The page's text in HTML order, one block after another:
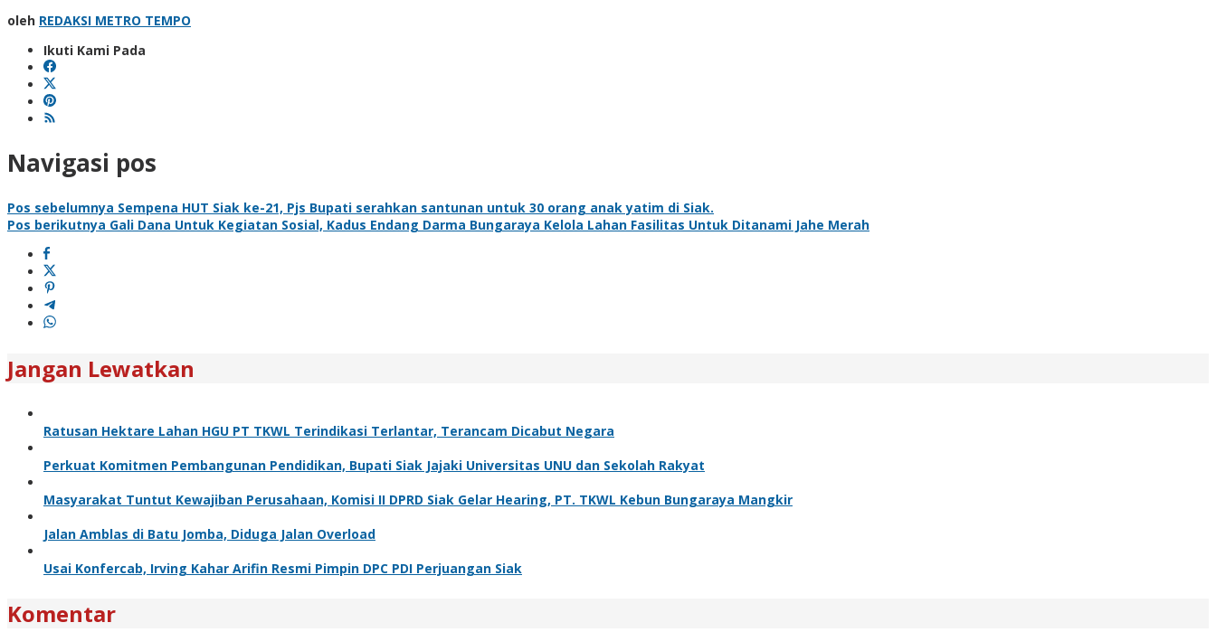
oleh REDAKSI METRO TEMPO
Ikuti Kami Pada
Navigasi pos
Pos sebelumnya Sempena HUT Siak ke-21, Pjs Bupati serahkan santunan untuk 30 orang anak yatim di Siak.
Pos berikutnya Gali Dana Untuk Kegiatan Sosial, Kadus Endang Darma Bungaraya Kelola Lahan Fasilitas Untuk Ditanami Jahe Merah
Jangan Lewatkan
Ratusan Hektare Lahan HGU PT TKWL Terindikasi Terlantar, Terancam Dicabut Negara
Perkuat Komitmen Pembangunan Pendidikan, Bupati Siak Jajaki Universitas UNU dan Sekolah Rakyat
Masyarakat Tuntut Kewajiban Perusahaan, Komisi II DPRD Siak Gelar Hearing, PT. TKWL Kebun Bungaraya Mangkir
Jalan Amblas di Batu Jomba, Diduga Jalan Overload
Usai Konfercab, Irving Kahar Arifin Resmi Pimpin DPC PDI Perjuangan Siak
Komentar